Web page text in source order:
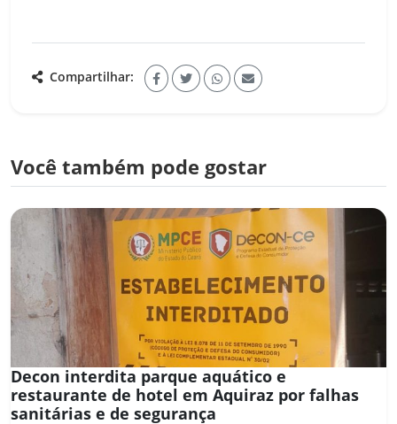
Compartilhar:
Você também pode gostar
Decon interdita parque aquático e
restaurante de hotel em Aquiraz por falhas
sanitárias e de segurança